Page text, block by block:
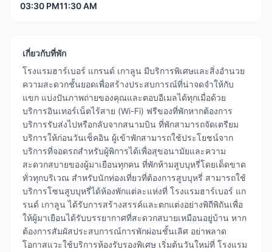
03:30 PM11:30 AM
เกี่ยวกับที่พัก
โรงแรมฮาร์เบอร์ แกรนด์ เกาลูน มีบริการพิเศษและสิ่งอำนวย
ความสะดวกชั้นยอดเพื่อสร้างประสบการณ์ที่น่าจดจำให้กับ
แขก แบ่งปันภาพถ่ายของคุณและตอบอีเมลได้ทุกเมื่อด้วย
บริการอินเทอร์เน็ตไร้สาย (Wi-Fi) ฟรีของที่พักหากต้องการ
บริการรับส่งไปหรือกลับจากสนามบิน ที่พักสามารถจัดเตรียม
บริการให้ก่อนวันเช็คอิน ผู้เข้าพักสามารถใช้ประโยชน์จาก
บริการที่จอดรถสำหรับผู้พิการได้เพื่อสุขอนามัยและความ
สะดวกสบายของผู้มาเยือนทุกคน ที่พักห้ามสูบบุหรี่โดยเด็ดขาด
ทั่วทุกบริเวณ สำหรับนักท่องเที่ยวที่ต้องการสูบบุหรี่ สามารถใช้
บริการโซนสูบบุหรี่ได้ห้องพักแต่ละแห่งที่ โรงแรมฮาร์เบอร์ แก
รนด์ เกาลูน ได้รับการสร้างสรรค์และตกแต่งอย่างพิถีพิถันเพื่อ
ให้ผู้มาเยือนได้รับบรรยากาศที่สะดวกสบายเหมือนอยู่บ้าน หาก
ต้องการสัมผัสประสบการณ์การพักผ่อนชั้นเลิศ อย่าพลาด
โอกาสแวะใช้บริการห้องรับรองพิเศษ เริ่มต้นวันใหม่ที่ โรงแรม